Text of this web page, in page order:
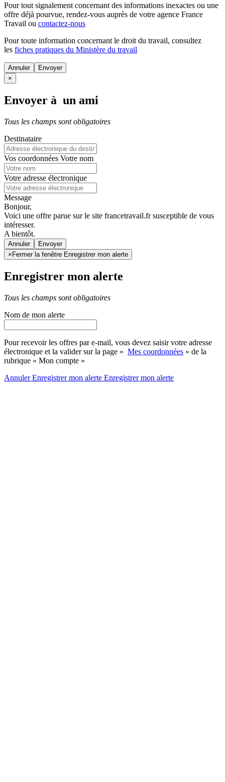
Pour tout signalement concernant des informations inexactes ou une
offre déjà pourvue, rendez-vous auprès de votre agence France
Travail ou contactez-nous
Pour toute information concernant le droit du travail, consultez
les fiches pratiques du Ministère du travail
Annuler
×
Envoyer à un ami
Tous les champs sont obligatoires
Destinataire
Vos coordonnées Votre nom
Votre adresse électronique
Message
Bonjour,
Voici une offre parue sur le site francetravail.fr susceptible de vous
intéresser.
A bientôt.
Annuler
× Fermer la fenêtre Enregistrer mon alerte
Enregistrer mon alerte
Tous les champs sont obligatoires
Nom de mon alerte
Pour recevoir les offres par e-mail, vous devez saisir votre adresse
électronique et la valider sur la page « Mes coordonnées » de la
rubrique « Mon compte »
AnnulerEnregistrer mon alerte Enregistrermon alerte